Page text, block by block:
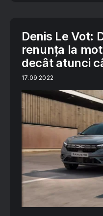
Denis Le Vot:
renunța la
decât atunci
17.09.2022